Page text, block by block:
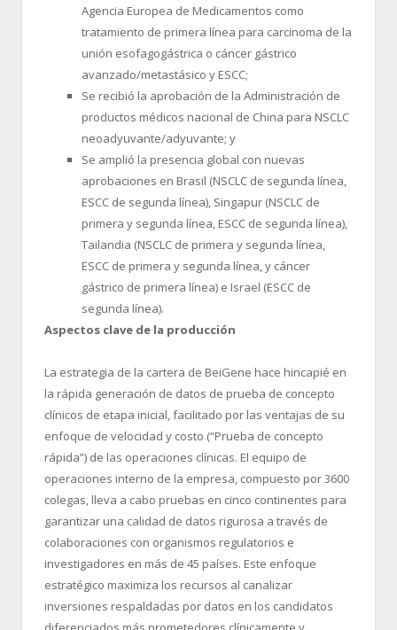
Agencia Europea de Medicamentos como
tratamiento de primera línea para carcinoma de la
unión esofagogástrica o cáncer gástrico
avanzado/metastásico y ESCC;
Se recibió la aprobación de la Administración de
productos médicos nacional de China para NSCLC
neoadyuvante/adyuvante; y
Se amplió la presencia global con nuevas
aprobaciones en Brasil (NSCLC de segunda línea,
ESCC de segunda línea), Singapur (NSCLC de
primera y segunda línea, ESCC de segunda línea),
Tailandia (NSCLC de primera y segunda línea,
ESCC de primera y segunda línea, y cáncer
gástrico de primera línea) e Israel (ESCC de
segunda línea).
Aspectos clave de la producción
La estrategia de la cartera de BeiGene hace hincapié en
la rápida generación de datos de prueba de concepto
clínicos de etapa inicial, facilitado por las ventajas de su
enfoque de velocidad y costo (“Prueba de concepto
rápida”) de las operaciones clínicas. El equipo de
operaciones interno de la empresa, compuesto por 3600
colegas, lleva a cabo pruebas en cinco continentes para
garantizar una calidad de datos rigurosa a través de
colaboraciones con organismos regulatorios e
investigadores en más de 45 países. Este enfoque
estratégico maximiza los recursos al canalizar
inversiones respaldadas por datos en los candidatos